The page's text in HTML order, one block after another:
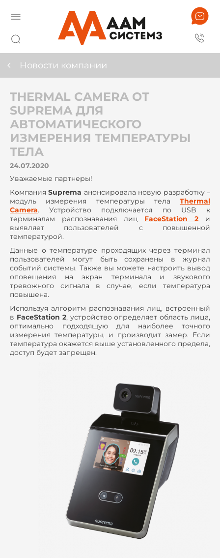
Новости компании
THERMAL CAMERA ОТ
SUPREMA ДЛЯ
АВТОМАТИЧЕСКОГО
ИЗМЕРЕНИЯ ТЕМПЕРАТУРЫ
ТЕЛА
24.07.2020
Уважаемые партнеры!
КомпанияSuprema анонсировала новую разработку –
модуль измерения температуры тела Thermal
Camera. Устройство подключается по USB к
терминалам распознавания лиц FaceStation 2 и
выявляет пользователей с повышенной
температурой.
Данные о температуре проходящих через терминал
пользователей могут быть сохранены в журнал
событий системы. Также вы можете настроить вывод
оповещения на экран терминала и звукового
тревожного сигнала в случае, если температура
повышена.
Используя алгоритм распознавания лиц, встроенный
в FaceStation 2, устройство определяет область лица,
оптимально подходящую для наиболее точного
измерения температуры, и производит замер. Если
температура окажется выше установленного предела,
доступ будет запрещен.